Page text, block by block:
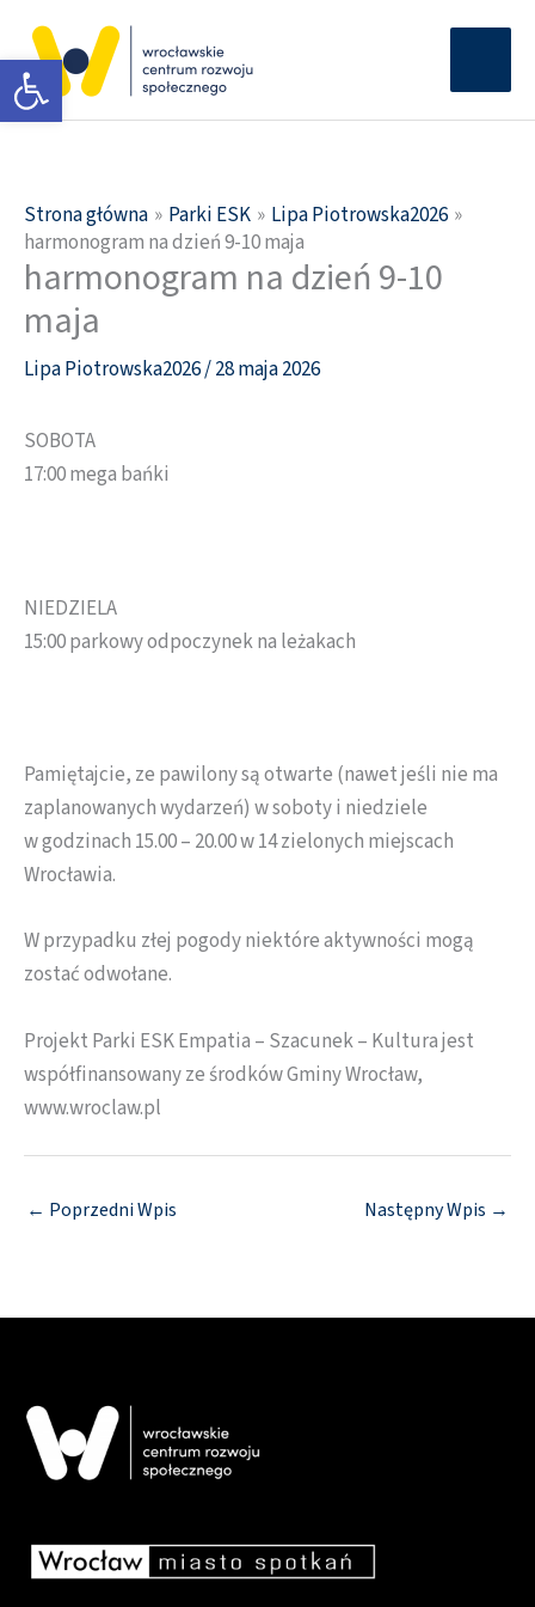
Otwórz pasek narzędzi
treści
Strona główna Parki ESK
Lipa Piotrowska2026
harmonogram na dzień 9-10 maja
harmonogram na dzień 9-10
maja
Lipa Piotrowska2026/28 maja 2026
SOBOTA
17:00 mega bańki
NIEDZIELA
15:00 parkowy odpoczynek na leżakach
Pamiętajcie, ze pawilony są otwarte (nawet jeśli nie ma
zaplanowanych wydarzeń) w soboty i niedziele
w godzinach 15.00 – 20.00 w 14 zielonych miejscach
Wrocławia.
W przypadku złej pogody niektóre aktywności mogą
zostać odwołane.
Projekt Parki ESK Empatia – Szacunek – Kultura jest
współfinansowany ze środków Gminy Wrocław,
www.wroclaw.pl
← Poprzedni Wpis Następny Wpis →